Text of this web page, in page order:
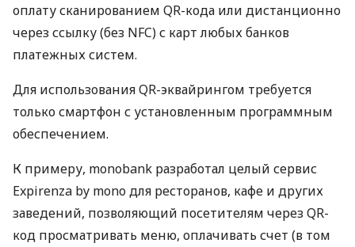
оплату сканированием QR-кода или дистанционно
через ссылку (без NFC) с карт любых банков
платежных систем.
Для использования QR-эквайрингом требуется
только смартфон с установленным программным
обеспечением.
К примеру, monobank разработал целый сервис
Expirenza by mono для ресторанов, кафе и других
заведений, позволяющий посетителям через QR-
код просматривать меню, оплачивать счет (в том